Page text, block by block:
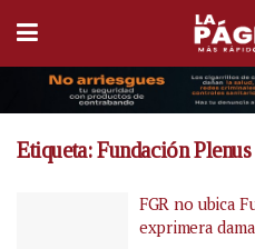
Etiqueta:Fundación Plenus
FGR no ubica
exprimera dama